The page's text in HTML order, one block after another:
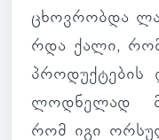
ცხოვ­რობდა
რდა ქალი,
ლოდ­ნე­ლად
რომ იგი